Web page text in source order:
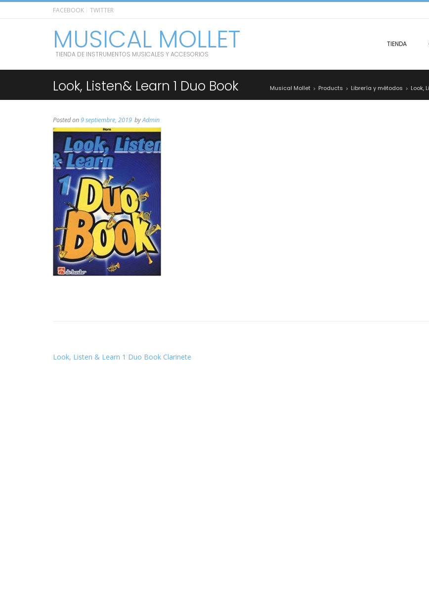
FACEBOOK TWITTER
MUSICAL MOLLET
TIENDA DE INSTRUMENTOS MUSICALES Y ACCESORIOS
TIENDA
Look, Listen& Learn 1 Duo Book Musical Mollet > Products > Librería y métodos > Look,
Posted on9 septiembre, 2019 byAdmin
Look, Listen & Learn 1 Duo Book Clarinete